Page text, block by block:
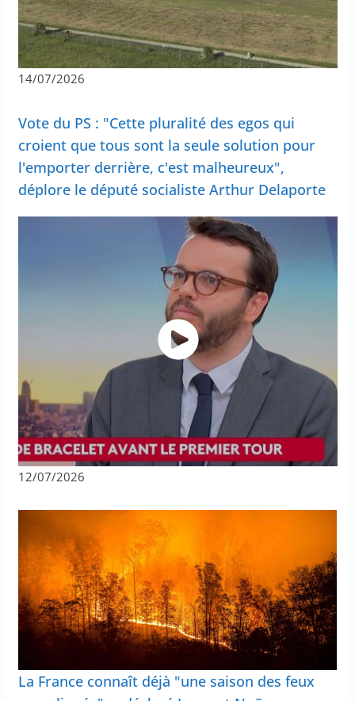
14/07/2026
Vote du PS : "Cette pluralité des egos qui
croient que tous sont la seule solution pour
l'emporter derrière, c'est malheureux",
déplore le député socialiste Arthur Delaporte
12/07/2026
La France connaît déjà "une saison des feux